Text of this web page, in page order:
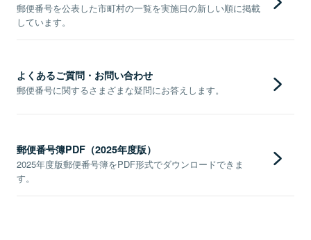
郵便番号を公表した市町村の一覧を実施日の新しい順に掲載
しています。
よくあるご質問・お問い合わせ
郵便番号に関するさまざまな疑問にお答えします。
郵便番号簿PDF（2025年度版）
2025年度版郵便番号簿をPDF形式でダウンロードできま
す。